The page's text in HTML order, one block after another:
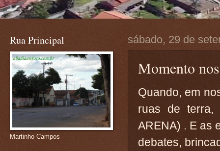
sábado, 29 de
Momento
Quando, em
ruas de terra,
ARENA) . E as
debates,
Rua Principal
Martinho Campos